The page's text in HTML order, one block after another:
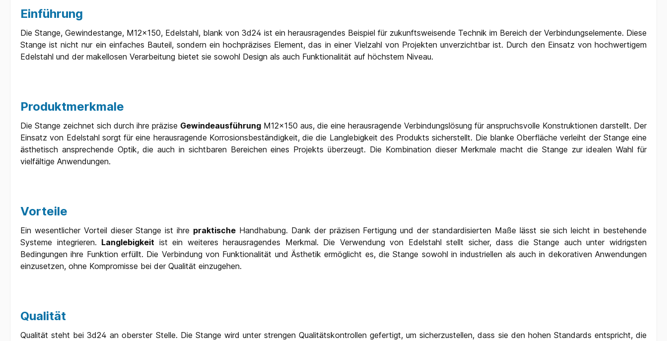
Einführung
Die Stange, Gewindestange, M12x150, Edelstahl, blank von 3d24 ist ein herausragendes Beispiel für zukunftsweisende Technik im Bereich der Verbindungselemente. Diese
Stange ist nicht nur ein einfaches Bauteil, sondern ein hochpräzises Element, das in einer Vielzahl von Projekten unverzichtbar ist. Durch den Einsatz von hochwertigem
Edelstahl und der makellosen Verarbeitung bietet sie sowohl Design als auch Funktionalität auf höchstem Niveau.
Produktmerkmale
Die Stange zeichnet sich durch ihre präzise Gewindeausführung M12x150 aus, die eine herausragende Verbindungslösung für anspruchsvolle Konstruktionen darstellt. Der
Einsatz von Edelstahl sorgt für eine herausragende Korrosionsbeständigkeit, die die Langlebigkeit des Produkts sicherstellt. Die blanke Oberfläche verleiht der Stange eine
ästhetisch ansprechende Optik, die auch in sichtbaren Bereichen eines Projekts überzeugt. Die Kombination dieser Merkmale macht die Stange zur idealen Wahl für
vielfältige Anwendungen.
Vorteile
Ein wesentlicher Vorteil dieser Stange ist ihre praktische Handhabung. Dank der präzisen Fertigung und der standardisierten Maße lässt sie sich leicht in bestehende
Systeme integrieren. Langlebigkeit ist ein weiteres herausragendes Merkmal. Die Verwendung von Edelstahl stellt sicher, dass die Stange auch unter widrigsten
Bedingungen ihre Funktion erfüllt. Die Verbindung von Funktionalität und Ästhetik ermöglicht es, die Stange sowohl in industriellen als auch in dekorativen Anwendungen
einzusetzen, ohne Kompromisse bei der Qualität einzugehen.
Qualität
Qualität steht bei 3d24 an oberster Stelle. Die Stange wird unter strengen Qualitätskontrollen gefertigt, um sicherzustellen, dass sie den hohen Standards entspricht, die